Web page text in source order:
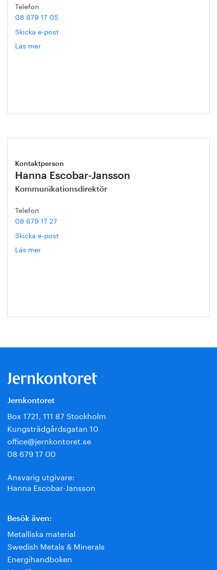
Telefon
08 679 17 05
Skicka e-post
Läs mer
Kontaktperson
Hanna Escobar-Jansson
Kommunikationsdirektör
Telefon
08 679 17 27
Skicka e-post
Läs mer
Jernkontoret
Box 1721, 111 87 Stockholm
Kungsträdgårdsgatan 10
office@jernkontoret.se
08 679 17 00
Ansvarig utgivare:
Hanna Escobar-Jansson
Besök även:
Metalliska material
Swedish Metals & Minerals
Energihandboken